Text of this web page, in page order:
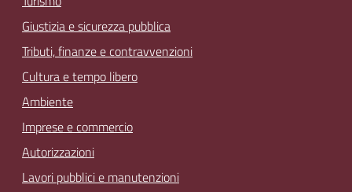
Giustizia e sicurezza pubblica
Tributi, finanze e contravvenzioni
Cultura e tempo libero
Ambiente
Imprese e commercio
Autorizzazioni
Lavori pubblici e manutenzioni